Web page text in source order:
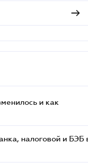
и как
налоговой и БЭБ